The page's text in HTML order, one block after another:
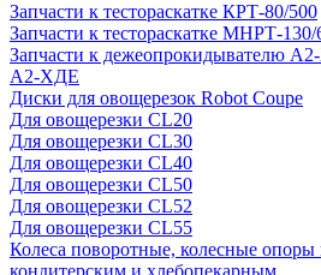
Запчасти к тестораскатке КРТ-80/500
Запчасти к тестораскатке МНРТ-130/
Запчасти к деже­опрокидывателю
А2-ХДЕ
Диски для овощерезок Robot Coupe
Для овощерезки CL20
Для овощерезки CL30
Для овощерезки CL40
Для овощерезки CL50
Для овощерезки CL52
Для овощерезки CL55
Колеса поворотные, колесные опоры
кондитерским и хлебопекарным